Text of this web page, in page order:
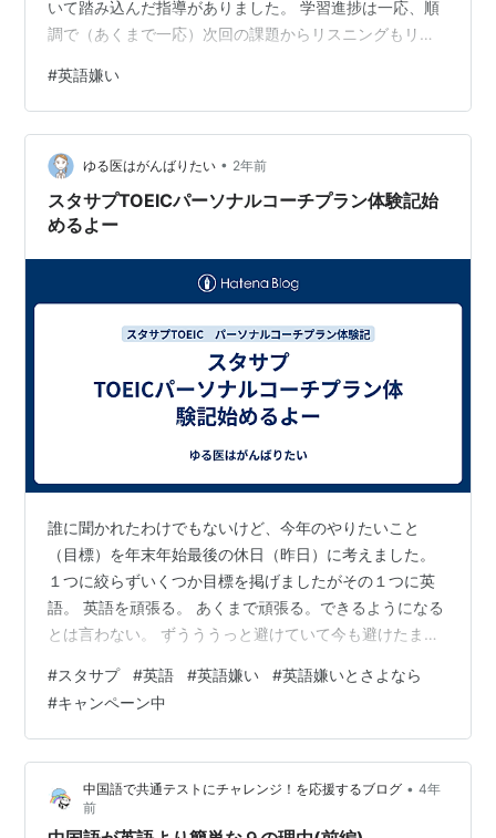
いて踏み込んだ指導がありました。 学習進捗は一応、順
調で（あくまで一応）次回の課題からリスニングもリー
むには、どういった学習が必要か、という指導内容でし
た。 （たぶん初回の時に苦手と感じるなかのうちの１つ
として英文が長くなるともうだめで、と伝えたことも考
慮してくれたようでした） 英文にスラッシュを引いて意
味のある塊ごとに前から訳すという方法が推奨されてい
ました。 で、実際に面談中に文章を読み…
#英語嫌い
ゆる医はがんばりたい • 2年前
スタサプTOEICパーソナルコーチプラン体験記始
めるよー
誰に聞かれたわけでもないけど、今年のやりたいこと
（目標）を年末年始最後の休日（昨日）に考えました。
１つに絞らずいくつか目標を掲げましたがその１つに英
語。 英語を頑張る。 あくまで頑張る。できるようになる
とは言わない。 ずうううっと避けていて今も避けたまま
ますが、今のところその道は見つけられず。。。。 で、
具体的に何をするかというと、独学は続かないよねって
ことで パーソナルをお願いすることに。 いろんなコーチ
ングのものがありますが、今回はスタサプのコーチング
プランを申込しました。 スタサプを選んだ理由は 元々ス
タサプTOEICのアプリを使用した…
#スタサプ #英語 #英語嫌い #英語嫌いとさよなら
#キャンペーン中
中国語で共通テストにチャレンジ！を応援するブログ • 4年
前